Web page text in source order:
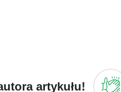
artykułu!